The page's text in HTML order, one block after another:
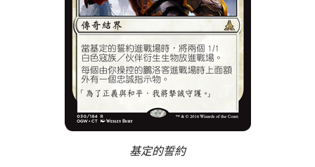
基定的誓約